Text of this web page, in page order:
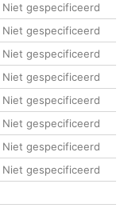
Niet gespecificeerd
Niet gespecificeerd
Niet gespecificeerd
Niet gespecificeerd
Niet gespecificeerd
Niet gespecificeerd
Niet gespecificeerd
Niet gespecificeerd